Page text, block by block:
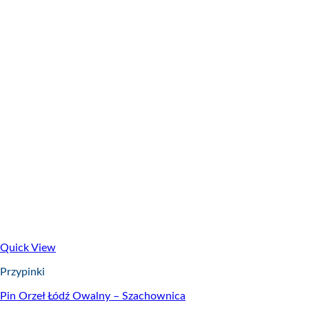
Quick View
Przypinki
Pin Orzeł Łódź Owalny – Szachownica